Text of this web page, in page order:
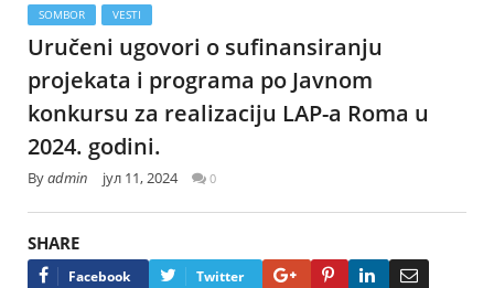
SOMBOR VESTI
Uručeni ugovori o sufinansiranju
projekata i programa po Javnom
konkursu za realizaciju LAP-a Roma u
2024. godini.
Byadmin јул 11, 2024 0
SHARE
Facebook Twitter Google+PinterestLinkedIn